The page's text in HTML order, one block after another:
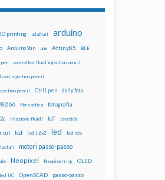
printing adafruit arduino
Arduino Yún arm Attiny85 BLE
controlled fluid injection pencil
injection pencil
pencil CtrlJ pen dolly foto
fibra ottica fotografia
iniezione fluidi IoT joystick
cut lcd lcd 16x2 led led rgb
motori passo-passo
Neopixel Neopixel ring OLED
IIC OpenSCAD passo-passo